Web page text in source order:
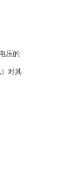
压的
对其